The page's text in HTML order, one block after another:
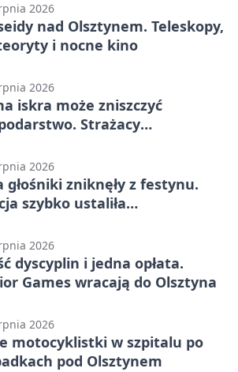
2026
nad Olsztynem. Teleskopy,
i nocne kino
2026
iskra może zniszczyć
Strażacy
2026
głośniki zniknęły z festynu.
szybko ustaliła
2026
dyscyplin i jedna opłata.
Games wracają do Olsztyna
2026
motocyklistki w szpitalu po
pod Olsztynem